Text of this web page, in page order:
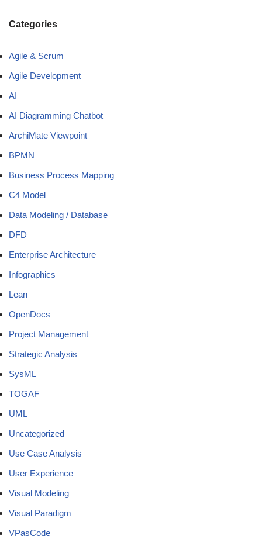
Categories
Agile & Scrum
Agile Development
AI
AI Diagramming Chatbot
ArchiMate Viewpoint
BPMN
Business Process Mapping
C4 Model
Data Modeling / Database
DFD
Enterprise Architecture
Infographics
Lean
OpenDocs
Project Management
Strategic Analysis
SysML
TOGAF
UML
Uncategorized
Use Case Analysis
User Experience
Visual Modeling
Visual Paradigm
VPasCode